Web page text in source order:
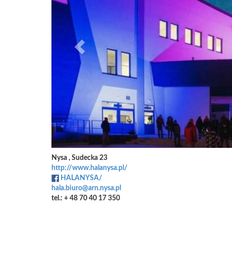
Nysa , Sudecka 23
http://www.halanysa.pl/
HALANYSA/
hala.biuro@arn.nysa.pl
tel.: + 48 70 40 17 350